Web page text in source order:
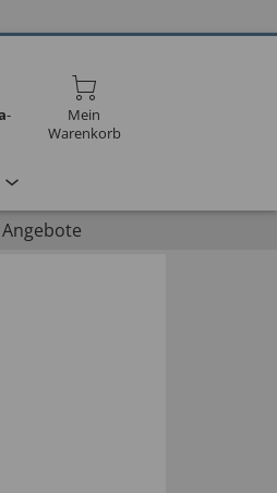
-
Mein
Warenkorb
Angebote